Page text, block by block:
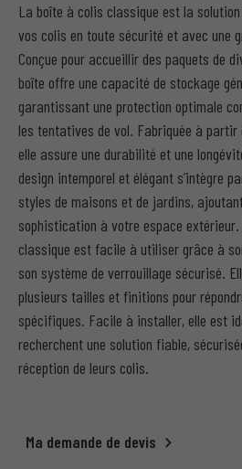
La boîte à colis classique est la
vos colis en toute sécurité et avec une
Conçue pour accueillir des paquets de
boîte offre une capacité de stockage
garantissant une protection optimale
les tentatives de vol. Fabriquée à
elle assure une durabilité et une
design intemporel et élégant s’intègre
styles de maisons et de jardins,
sophistication à votre espace
classique est facile à utiliser grâce à
son système de verrouillage sécurisé.
plusieurs tailles et finitions pour
spécifiques. Facile à installer, elle est
recherchent une solution fiable,
réception de leurs colis.
Ma demande de devis